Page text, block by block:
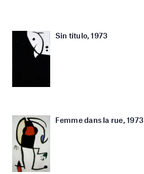
Sin título, 1973
Femme dans la rue, 1973